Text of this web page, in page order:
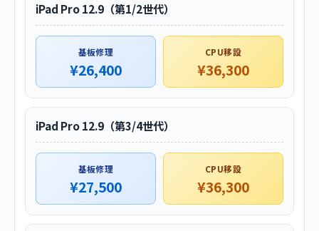
iPad Pro 12.9（第1/2世代）
基板修理
¥26,400
CPU移設
¥36,300
iPad Pro 12.9（第3/4世代）
基板修理
¥27,500
CPU移設
¥36,300